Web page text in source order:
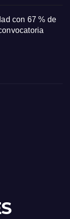
con 67 % de